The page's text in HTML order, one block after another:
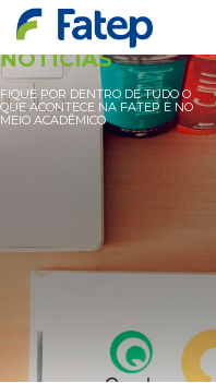
NOTÍCIAS
FIQUE POR DENTRO DE TUDO O
QUE ACONTECE NA FATEP E NO
MEIO ACADÊMICO